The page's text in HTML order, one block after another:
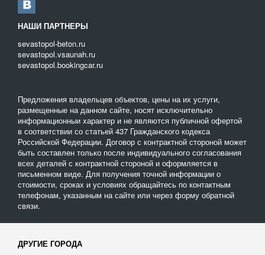
НАШИ ПАРТНЕРЫ
sevastopol-beton.ru
sevastopol.vsaunah.ru
sevastopol.bookingcar.ru
Предложения владельцев объектов, цены на их услуги,
размещенные на данном сайте, носят исключительно
информационныи характер и не являются публичной офертой
в соответствии со статьей 437 Гражданского кодекса
Российской Федерации. Договор с контрактной стороной может
быть составлен только после индивидуального согласования
всех деталей с контрактной стороной и оформляется в
письменном виде. Для получения точной информации о
стоимости, сроках и условиях обращайтесь по контактным
телефонам, указанным на сайте или через форму обратной
связи.
ДРУГИЕ ГОРОДА